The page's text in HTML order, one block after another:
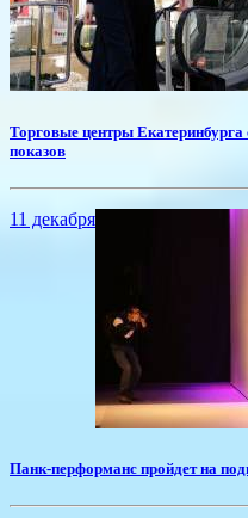
Торговые центры
показов
11 декабря
​Панк-перформанс пройдет на